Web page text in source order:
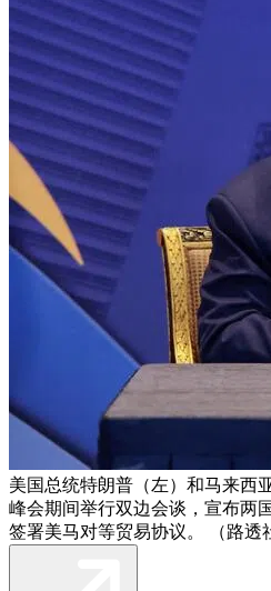
美国总统特朗普（左）和马来西
峰会期间举行双边会谈，宣布两
签署美马对等贸易协议。 （路透